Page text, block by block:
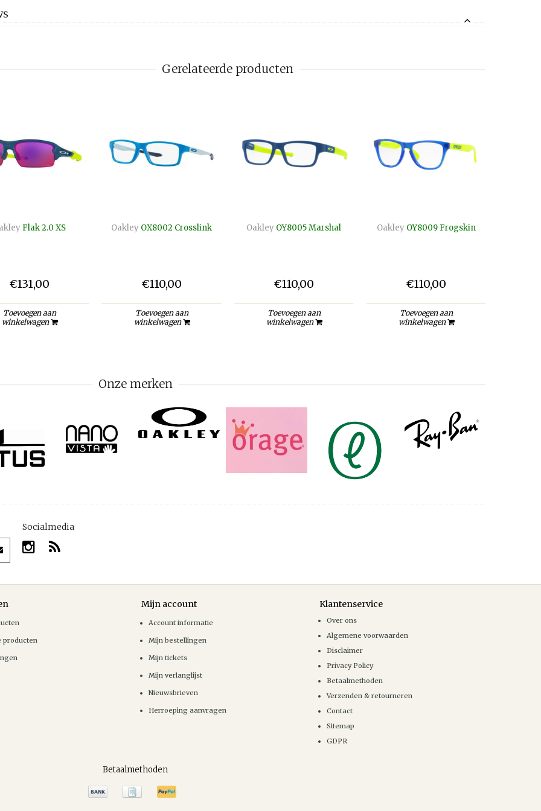
Gerelateerde producten
Flak 2.0 XS
€131,00
Toevoegen aan
winkelwagen
Oakley OX8002 Crosslink
€110,00
Toevoegen aan
winkelwagen
Oakley OY8005 Marshal
€110,00
Toevoegen aan
winkelwagen
Oakley OY8009 Frogskin
€110,00
Toevoegen aan
winkelwagen
Onze merken
Socialmedia
producten
Mijn account
Account informatie
Mijn bestellingen
Mijn tickets
Mijn verlanglijst
Nieuwsbrieven
Herroeping aanvragen
Klantenservice
Over ons
Algemene voorwaarden
Disclaimer
Privacy Policy
Betaalmethoden
Verzenden & retourneren
Contact
Sitemap
GDPR
Betaalmethoden